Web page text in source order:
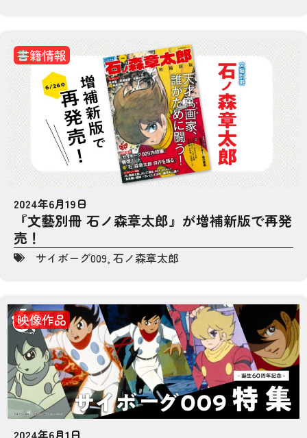
書籍情報
2024年6月19日
『文藝別冊 石ノ森章太郎』が増補新版で再発
売！
サイボーグ009, 石ノ森章太郎
映像作品
2024年6月1日